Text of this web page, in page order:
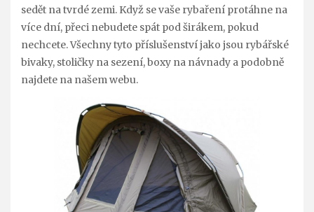
sedět na tvrdé zemi. Když se vaše rybaření protáhne na
více dní, přeci nebudete spát pod širákem, pokud
nechcete. Všechny tyto příslušenství jako jsou rybářské
bivaky, stoličky na sezení, boxy na návnady a podobně
najdete na našem webu.